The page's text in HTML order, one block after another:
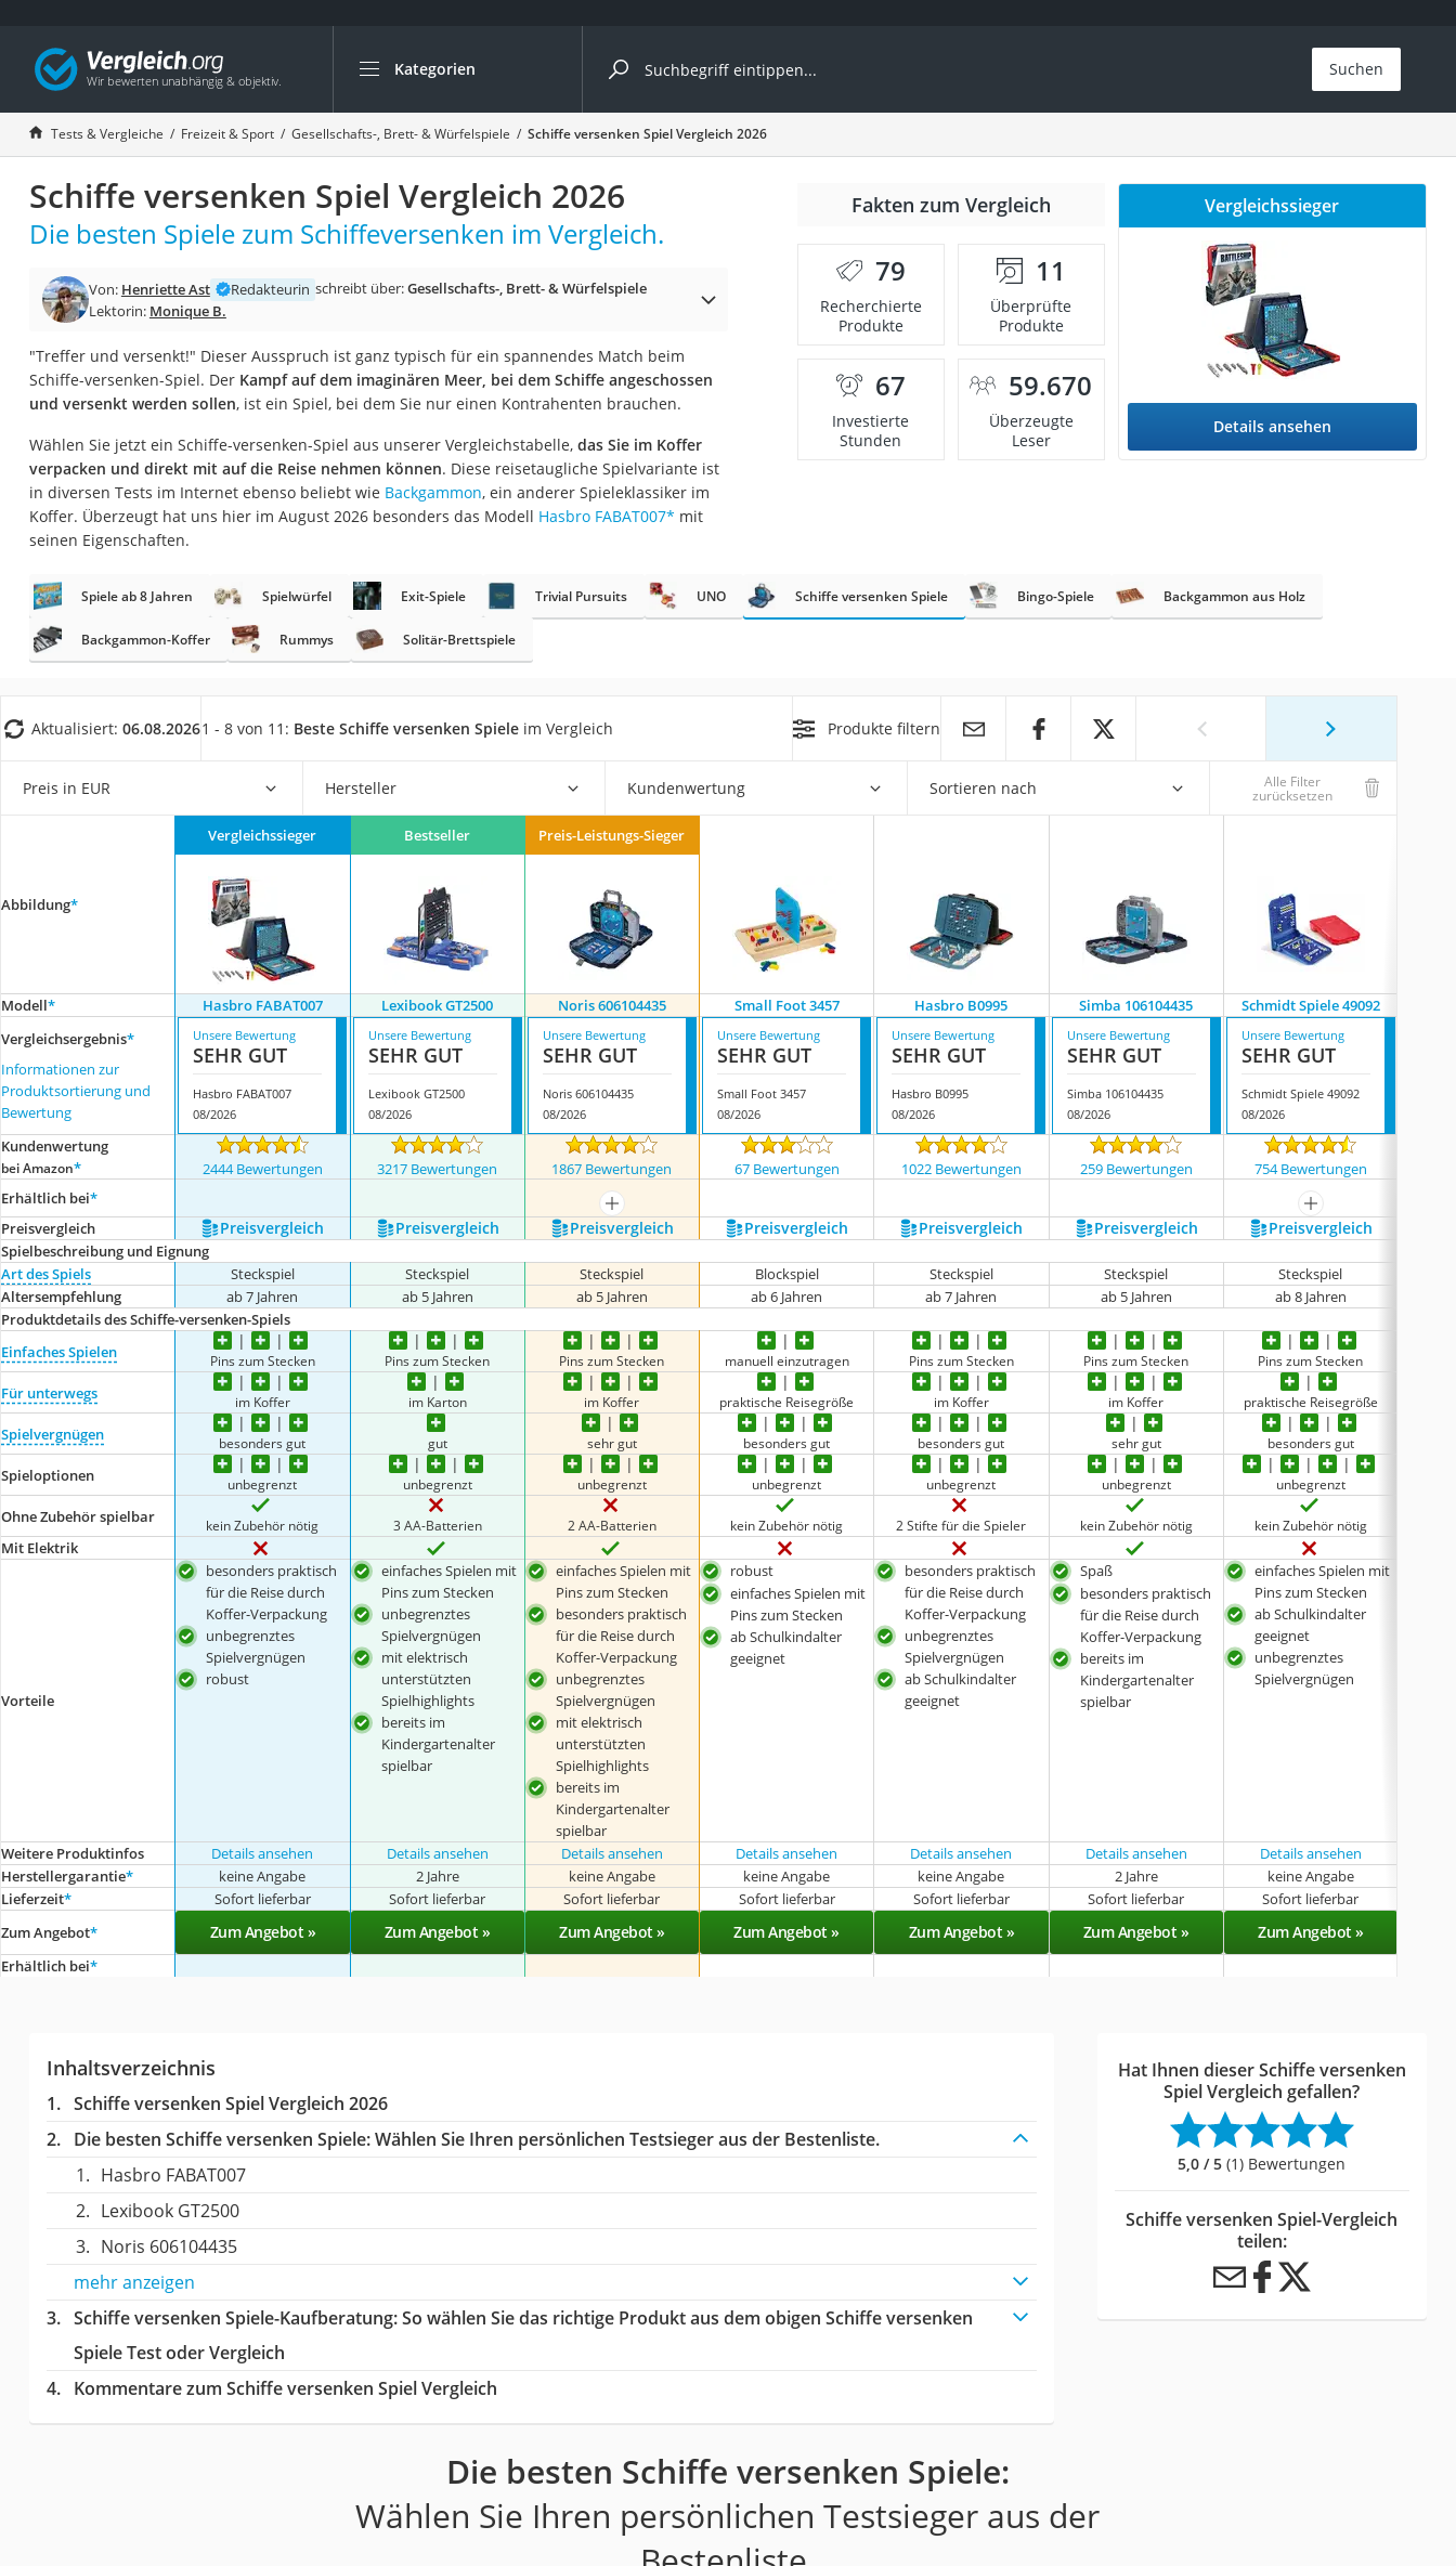
Kategorien
Die beliebtesten Vergleiche nach Kategorie
Freizeit & Sport
Gartentrampolin
Trampolin
Metalldetektor
Trampolin 366 cm
Aluminium-Koffer
Futterboot
E-Bike-Dreirad
Trekkingschuhe Herren
Koffer
Nachtsichtgerät
Wanderschuhe Herren
Sicherheitsweste Reiten
Suchen
Tests & Vergleiche Freizeit & Sport Gesellschafts-, Brett- & Würfelspiele Schiffe versenken Spiel Vergleich 2026
Schiffe versenken Spiel Vergleich 2026
Die besten Spiele zum Schiffeversenken im Vergleich.
Von: Henriette Ast Redakteurin schreibt über:Gesellschafts-, Brett- & Würfelspiele
Lektorin: Monique B.
"Treffer und versenkt!" Dieser Ausspruch ist ganz typisch für ein spannendes Match beim
Schiffe-versenken-Spiel. Der Kampf auf dem imaginären Meer, bei dem Schiffe angeschossen
und versenkt werden sollen, ist ein Spiel, bei dem Sie nur einen Kontrahenten brauchen.
Wählen Sie jetzt ein Schiffe-versenken-Spiel aus unserer Vergleichstabelle, das Sie im Koffer
verpacken und direkt mit auf die Reise nehmen können. Diese reisetaugliche Spielvariante ist
in diversen Tests im Internet ebenso beliebt wie Backgammon, ein anderer Spieleklassiker im
Koffer. Überzeugt hat uns hier im August 2026 besonders das Modell Hasbro FABAT007* mit
seinen Eigenschaften.
Fakten zum Vergleich
79
Recherchierte
Produkte
11
Überprüfte
Produkte
67
Investierte
Stunden
59.670
Überzeugte
Leser
Vergleichssieger
Details ansehen
Spiele ab 8 Jahren Spielwürfel Exit-Spiele Trivial Pursuits UNO Schiffe versenken Spiele Bingo-Spiele Backgammon aus Holz
Backgammon-Koffer Rummys Solitär-Brettspiele
Aktualisiert: 06.08.20261 - 8 von 11: Beste Schiffe versenken Spiele im Vergleich Produkte filtern
Preis in EUR Hersteller Kundenwertung Sortieren nach Alle Filter
zurücksetzen
Abbildung*
Vergleichssieger Bestseller Preis-Leistungs-Sieger
Modell* Hasbro FABAT007 Lexibook GT2500 Noris 606104435 Small Foot 3457 Hasbro B0995 Simba 106104435 Schmidt Spiele 49092
Vergleichsergebnis*
Informationen zur
Produktsortierung und
Bewertung
Unsere Bewertung
SEHR GUT
Hasbro FABAT007
08/2026
Unsere Bewertung
SEHR GUT
Lexibook GT2500
08/2026
Unsere Bewertung
SEHR GUT
Noris 606104435
08/2026
Unsere Bewertung
SEHR GUT
Small Foot 3457
08/2026
Unsere Bewertung
SEHR GUT
Hasbro B0995
08/2026
Unsere Bewertung
SEHR GUT
Simba 106104435
08/2026
Unsere Bewertung
SEHR GUT
Schmidt Spiele 49092
08/2026
Kundenwertung
bei Amazon* 2444 Bewertungen 3217 Bewertungen 1867 Bewertungen 67 Bewertungen 1022 Bewertungen 259 Bewertungen 754 Bewertungen
Erhältlich bei*
mehr anzeigen
mehr anzeigen
Preis­vergleich
Preis­vergleich Preis­vergleich Preis­vergleich Preis­vergleich Preis­vergleich Preis­vergleich Preis­vergleich
Spielbeschreibung und Eignung
Art des Spiels
Steckspiel Steckspiel Steckspiel Blockspiel Steckspiel Steckspiel Steckspiel
Altersempfehlung
ab 7 Jahren ab 5 Jahren ab 5 Jahren ab 6 Jahren ab 7 Jahren ab 5 Jahren ab 8 Jahren
Produktdetails des Schiffe-versenken-Spiels
Einfaches Spielen
Pins zum Stecken Pins zum Stecken Pins zum Stecken manuell einzutragen Pins zum Stecken Pins zum Stecken Pins zum Stecken
Für unterwegs im Koffer im Karton im Koffer praktische Reisegröße im Koffer im Koffer praktische Reisegröße
Spielvergnügen besonders gut gut sehr gut besonders gut besonders gut sehr gut besonders gut
Spieloptionen unbegrenzt unbegrenzt unbegrenzt unbegrenzt unbegrenzt unbegrenzt unbegrenzt
Ohne Zubehör spielbar kein Zubehör nötig 3 AA-Batterien 2 AA-Batterien kein Zubehör nötig 2 Stifte für die Spieler kein Zubehör nötig kein Zubehör nötig
Mit Elektrik
Vorteile
besonders praktisch
für die Reise durch
Koffer-Verpackung
unbegrenztes
Spielvergnügen
robust
einfaches Spielen mit
Pins zum Stecken
unbegrenztes
Spielvergnügen
mit elektrisch
unterstützten
Spielhighlights
bereits im
Kindergartenalter
spielbar
einfaches Spielen mit
Pins zum Stecken
besonders praktisch
für die Reise durch
Koffer-Verpackung
unbegrenztes
Spielvergnügen
mit elektrisch
unterstützten
Spielhighlights
bereits im
Kindergartenalter
spielbar
robust
einfaches Spielen mit
Pins zum Stecken
ab Schulkindalter
geeignet
besonders praktisch
für die Reise durch
Koffer-Verpackung
unbegrenztes
Spielvergnügen
ab Schulkindalter
geeignet
Spaß
besonders praktisch
für die Reise durch
Koffer-Verpackung
bereits im
Kindergartenalter
spielbar
einfaches Spielen mit
Pins zum Stecken
ab Schulkindalter
geeignet
unbegrenztes
Spielvergnügen
Weitere Produktinfos Details ansehen Details ansehen Details ansehen Details ansehen Details ansehen Details ansehen
Details ansehen
Herstellergarantie* keine Angabe 2 Jahre keine Angabe keine Angabe keine Angabe 2 Jahre keine Angabe
Lieferzeit* Sofort lieferbar Sofort lieferbar Sofort lieferbar Sofort lieferbar Sofort lieferbar Sofort lieferbar Sofort lieferbar
Zum Angebot* Zum Angebot » Zum Angebot » Zum Angebot » Zum Angebot » Zum Angebot » Zum Angebot » Zum Angebot »
Erhältlich bei*
Inhaltsverzeichnis
Schiffe versenken Spiel Vergleich 2026
Die besten Schiffe versenken Spiele:Wählen Sie Ihren persönlichen Testsieger aus der Bestenliste.
Hasbro FABAT007
Lexibook GT2500
Noris 606104435
mehr anzeigen
Schiffe versenken Spiele-Kaufberatung: So wählen Sie das richtige Produkt aus dem obigen Schiffe versenken
Spiele Test oder Vergleich
Kommentare zum Schiffe versenken Spiel Vergleich
Hat Ihnen dieser Schiffe versenken
Spiel Vergleich gefallen?
5,0 / 5 (1) Bewertungen
Schiffe versenken Spiel-Vergleich
teilen:
Die besten Schiffe versenken Spiele:
Wählen Sie Ihren persönlichen Testsieger aus der